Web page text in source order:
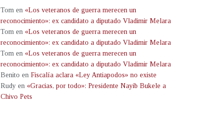
Tom en «Los veteranos de guerra merecen un
reconocimiento»: ex candidato a diputado Vladimir Melara
Tom en «Los veteranos de guerra merecen un
reconocimiento»: ex candidato a diputado Vladimir Melara
Tom en «Los veteranos de guerra merecen un
reconocimiento»: ex candidato a diputado Vladimir Melara
Benito en Fiscalía aclara «Ley Antiapodos» no existe
Rudy en «Gracias, por todo»: Presidente Nayib Bukele a
Chivo Pets